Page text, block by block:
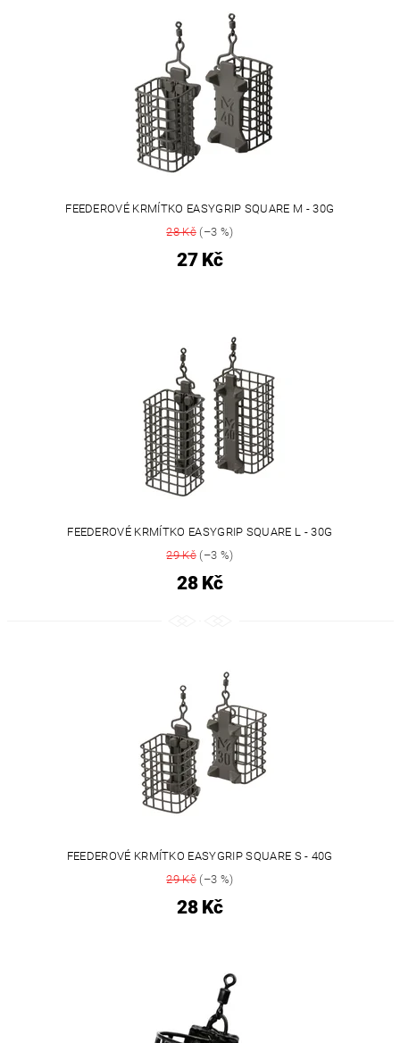
FEEDEROVÉ KRMÍTKO EASYGRIP SQUARE M - 30G
28 Kč(–3 %)
27 Kč
FEEDEROVÉ KRMÍTKO EASYGRIP SQUARE L - 30G
29 Kč(–3 %)
28 Kč
FEEDEROVÉ KRMÍTKO EASYGRIP SQUARE S - 40G
29 Kč(–3 %)
28 Kč